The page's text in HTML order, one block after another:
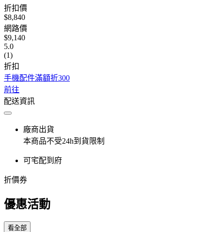
折扣價
$8,840
網路價
$9,140
5.0
(1)
折扣
手機配件滿額折300
前往
配送資訊
廠商出貨
本商品不受24h到貨限制
可宅配到府
折價券
優惠活動
看全部